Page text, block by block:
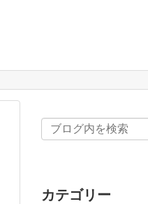
カテゴリー